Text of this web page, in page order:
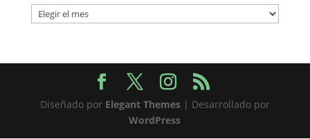
Archivos
Diseñado por Elegant Themes| Desarrollado por
WordPress